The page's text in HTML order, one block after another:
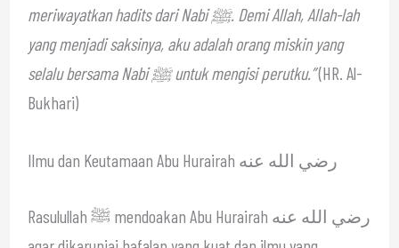
meriwayatkan hadits dari Nabi ﷺ. Demi Allah, Allah-lah
yang menjadi saksinya, aku adalah orang miskin yang
selalu bersama Nabi ﷺ untuk mengisi perutku.”(HR. Al-
Bukhari)
Ilmu dan Keutamaan Abu Hurairah رضي الله عنه
Rasulullah ﷺ mendoakan Abu Hurairah رضي الله عنه